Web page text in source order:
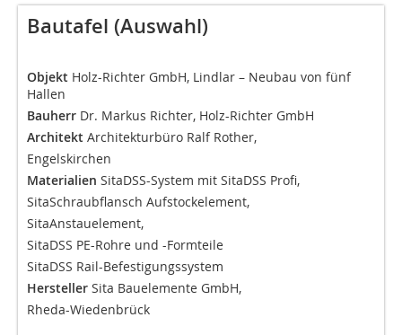
Bautafel (Auswahl)
Objekt Holz-Richter GmbH, Lindlar – Neubau von fünf
Hallen
Bauherr Dr. Markus Richter, Holz-Richter GmbH
Architekt Architekturbüro Ralf Rother,
Engelskirchen
Materialien SitaDSS-System mit SitaDSS Profi,
SitaSchraubflansch Aufstockelement,
SitaAnstauelement,
SitaDSS PE-Rohre und -Formteile
SitaDSS Rail-Befestigungssystem
Hersteller Sita Bauelemente GmbH,
Rheda-Wiedenbrück